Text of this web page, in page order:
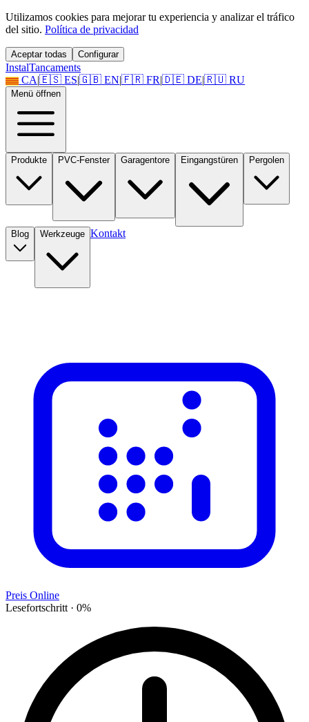
Utilizamos cookies para mejorar tu experiencia y analizar el tráfico
del sitio. Política de privacidad
Aceptar todas Configurar
InstalTancaments
CA|🇪🇸 ES|🇬🇧 EN|🇫🇷 FR|🇩🇪 DE|🇷🇺 RU
Menü öffnen
Produkte PVC-Fenster Garagentore Eingangstüren Pergolen
Blog Werkzeuge Kontakt
Preis Online
Lesefortschritt · 0%